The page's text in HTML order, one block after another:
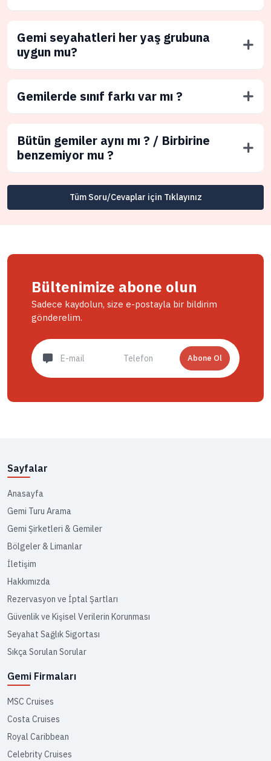
Gemi seyahatleri her yaş grubuna
uygun mu?
Gemilerde sınıf farkı var mı ?
Bütün gemiler aynı mı ? / Birbirine
benzemiyor mu ?
Tüm Soru/Cevaplar için Tıklayınız
Bültenimize abone olun
Sadece kaydolun, size e-postayla bir bildirim
gönderelim.
Abone Ol
Sayfalar
Anasayfa
Gemi Turu Arama
Gemi Şirketleri & Gemiler
Bölgeler & Limanlar
İletişim
Hakkımızda
Rezervasyon ve İptal Şartları
Güvenlik ve Kişisel Verilerin Korunması
Seyahat Sağlık Sigortası
Sıkça Sorulan Sorular
Gemi Firmaları
MSC Cruises
Costa Cruises
Royal Caribbean
Celebrity Cruises